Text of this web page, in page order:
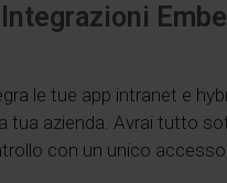
le tue app intranet e
tua azienda. Avrai tutto
con un unico accesso.